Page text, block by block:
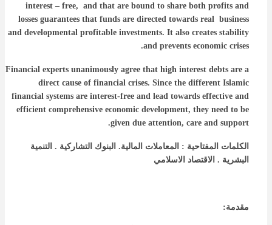
interest – free, and that are bound to share both profits and
losses guarantees that funds are directed towards real business
and developmental profitable investments. It also creates stability
and prevents economic crises.
Financial experts unanimously agree that high interest debts are a
direct cause of financial crises. Since the different Islamic
financial systems are interest-free and lead towards effective and
efficient comprehensive economic development, they need to be
given due attention, care and support.
الكلمات المفتاحية : المعاملات المالية. البنوك التشاركية . التنمية
البشرية . الاقتصاد الاسلامي
مقدمة: